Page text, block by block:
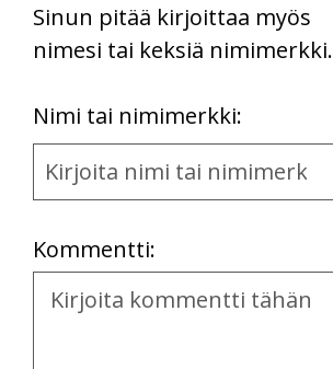
Sinun pitää kirjoittaa myös
nimesi tai keksiä nimimerkki.
Nimi tai nimimerkki:
Name
and
Kommentti:
Kommentti